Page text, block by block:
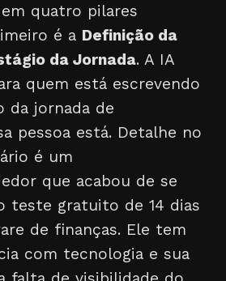
quatro pilares
é a Definição da
da Jornada. A IA
quem está escrevendo
da jornada de
pessoa está. Detalhe no
é um
que acabou de se
teste gratuito de 14 dias
de finanças. Ele tem
com tecnologia e sua